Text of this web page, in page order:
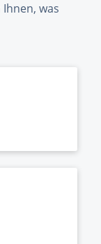
Ihnen, was